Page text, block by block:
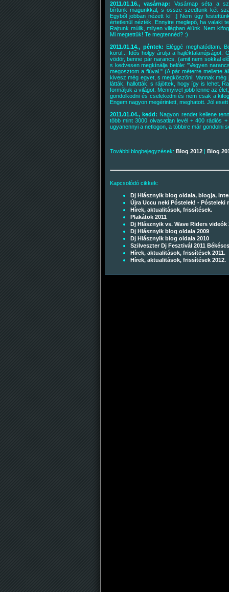
2011.01.16., vasárnap:
Vasárnap séta a
bírtunk magunkkal, s össze szedtünk két
Egyből jobban nézett ki! :] Nem úgy
értetlenül nézték. Ennyire meglepő, ha valaki
Rajtunk múlik, milyen világban élünk. Nem
Mi megtettük! Te megtennéd? :)
2011.01.14., péntek: Eléggé meghatódtam.
körül... Idős hölgy árulja a hajléktalanújságot.
vödör, benne pár narancs, (amit nem sokkal
s kedvesen megkínálja belőle: "Vegyen
megosztom a fiúval." (A pár méterre mellette
kivesz még egyet, s megköszöni! Vannak
látták, hallották, s rájöttek, hogy így is lehet.
formáljuk a világot. Mennyivel jobb lenne az
gondolkodni és cselekedni és nem csak a
Engem nagyon megérintett, meghatott. Jól
2011.01.04., kedd: Nagyon rendet kellene
több mint 3000 olvasatlan levél + 400 rádiós
ugyanennyi a netlogon, a többire már gondolni
További blogbejegyzések: Blog 2012 Blog
Kapcsolódó cikkek:
Dj Hlásznyik blog oldala, blogja,
Újra Uccu neki Póstelek! - Pósteleki
Hírek, aktualitások, frissítések.
Plakátok 2011
Dj Hlásznyik vs. Wave Riders videók
Dj Hlásznyik blog oldala 2009
Dj Hlásznyik blog oldala 2010
Szilveszter Dj Fesztivál 2011
Hírek, aktualitások, frissítések 2011.
Hírek, aktualitások, frissítések 2012.